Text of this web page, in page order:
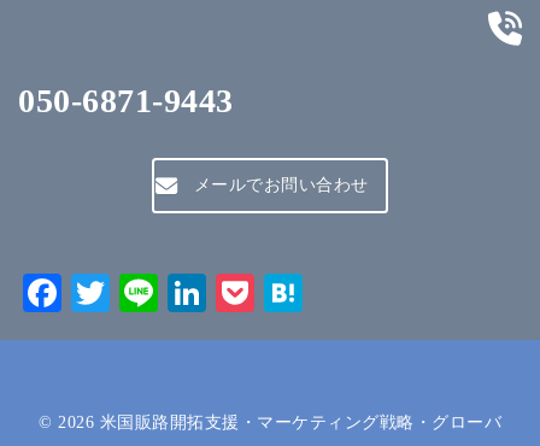
050-6871-9443
メールでお問い合わせ
Facebook
Twitter
LineLinkedIn
Pocket
© 2026 米国販路開拓支援・マーケティング戦略・グローバ